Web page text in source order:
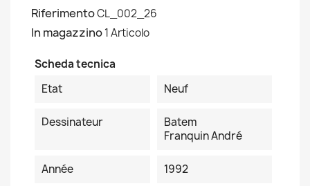
RiferimentoCL_002_26
In magazzino1 Articolo
Scheda tecnica
Etat
Neuf
Dessinateur
Batem
Franquin André
Année 1992